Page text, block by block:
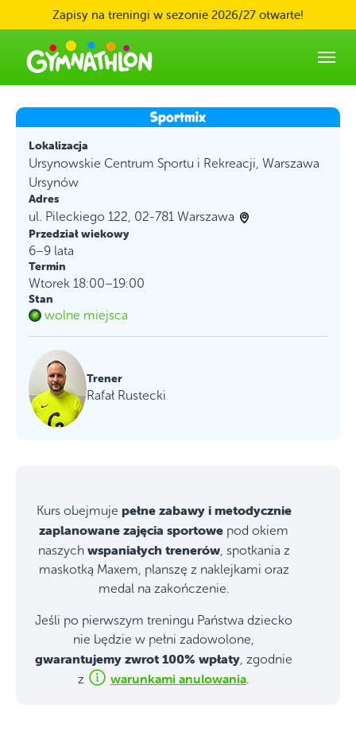
Skip to main content
Zapisy na treningi w sezonie 2026/27 otwarte!
Lokalizacja
Ursynowskie Centrum Sportu i Rekreacji, Warszawa
Ursynów
Adres
ul. Pileckiego 122, 02-781 Warszawa
Przedział wiekowy
6–9 lata
Termin
Wtorek 18:00–19:00
Stan
wolne miejsca
Trener
Rafał Rustecki
Kurs obejmuje pełne zabawy i metodycznie
zaplanowane zajęcia sportowe pod okiem
naszych wspaniałych trenerów, spotkania z
maskotką Maxem, planszę z naklejkami oraz
medal na zakończenie.
Jeśli po pierwszym treningu Państwa dziecko
nie będzie w pełni zadowolone,
gwarantujemy zwrot 100% wpłaty , zgodnie
z
warunkami anulowania.